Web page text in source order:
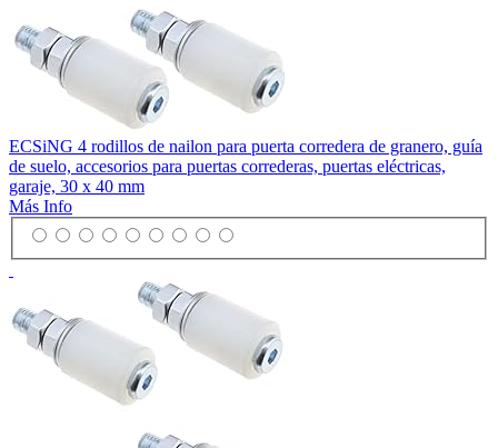
ECSiNG 4 rodillos de nailon para puerta corredera de granero, guía
de suelo, accesorios para puertas correderas, puertas eléctricas,
garaje, 30 x 40 mm
Más Info